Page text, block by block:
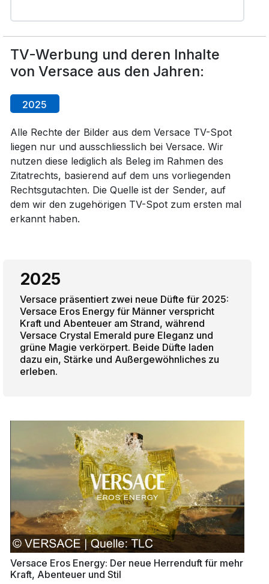
TV-Werbung und deren Inhalte
von Versace aus den Jahren:
2025
Alle Rechte der Bilder aus dem Versace TV-Spot
liegen nur und ausschliesslich bei Versace. Wir
nutzen diese lediglich als Beleg im Rahmen des
Zitatrechts, basierend auf dem uns vorliegenden
Rechtsgutachten. Die Quelle ist der Sender, auf
dem wir den zugehörigen TV-Spot zum ersten mal
erkannt haben.
2025
Versace präsentiert zwei neue Düfte für 2025:
Versace Eros Energy für Männer verspricht
Kraft und Abenteuer am Strand, während
Versace Crystal Emerald pure Eleganz und
grüne Magie verkörpert. Beide Düfte laden
dazu ein, Stärke und Außergewöhnliches zu
erleben.
Versace Eros Energy: Der neue Herrenduft für mehr
Kraft, Abenteuer und Stil